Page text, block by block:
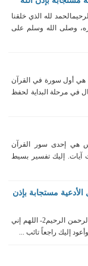
لله الذي خلقنا
وصلى الله وسلم على
هي أول سورة في القرآن
في مرحلة البداية لحفظ
هي إحدى سور القرآن
إليك تفسير بسيط
مستجابة بإذن
دعاء التوبة من الذنب المتكرر1- بسم الله الرحمن الرحيم2- اللهم إني
إليك راجعاً تائب ...